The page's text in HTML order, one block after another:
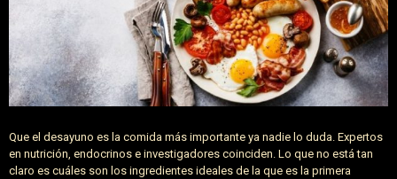
Que el desayuno es la comida más importante ya nadie lo duda. Expertos
en nutrición, endocrinos e investigadores coinciden. Lo que no está tan
claro es cuáles son los ingredientes ideales de la que es la primera